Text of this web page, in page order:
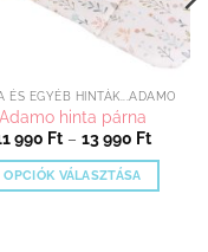
ÉS EGYÉB HINTÁK...ADAMO
Adamo hinta párna
990 Ft – 13 990 Ft
990 Ft
OPCIÓK VÁLASZTÁSA